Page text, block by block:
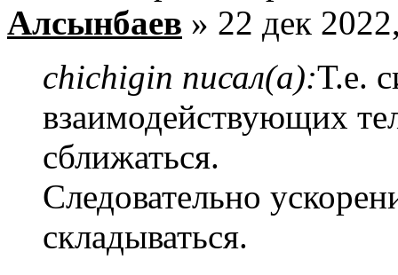
Алсынбаев » 22 дек
chichigin писал(а):Т.е.
взаимодействующих
сближаться.
Следовательно
складываться.